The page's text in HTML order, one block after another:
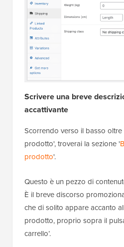
Scrivere una breve
accattivante
Scorrendo verso il basso oltre
prodotto', troverai la sezione '
prodotto'.
Questo è un pezzo di
È il breve discorso
che di solito appare accanto
prodotto, proprio sopra il
carrello’.